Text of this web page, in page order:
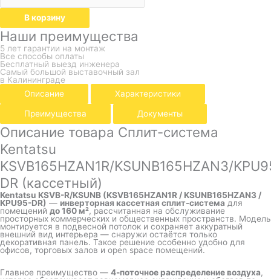
В корзину
Наши преимущества
5 лет гарантии на монтаж
Все способы оплаты
Бесплатный выезд инженера
Самый большой выставочный зал
в Калининграде
Описание
Характеристики
Преимущества Документы
Описание товара Сплит-система
Kentatsu
KSVB165HZAN1R/KSUNB165HZAN3/
DR (кассетный)
Kentatsu KSVB-R/KSUNB (KSVB165HZAN1R / KSUNB165HZAN3 /
KPU95-DR) — инверторная кассетная сплит-система для
помещений до 160 м², рассчитанная на обслуживание
просторных коммерческих и общественных пространств. Модель
монтируется в подвесной потолок и сохраняет аккуратный
внешний вид интерьера — снаружи остаётся только
декоративная панель. Такое решение особенно удобно для
офисов, торговых залов и open space помещений.
Главное преимущество — 4-поточное распределение воздуха,